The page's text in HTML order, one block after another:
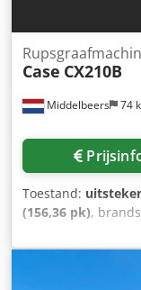
Middelbeers 74
Case CX210B
Toestand:
(156,36 pk),
h, Algemene